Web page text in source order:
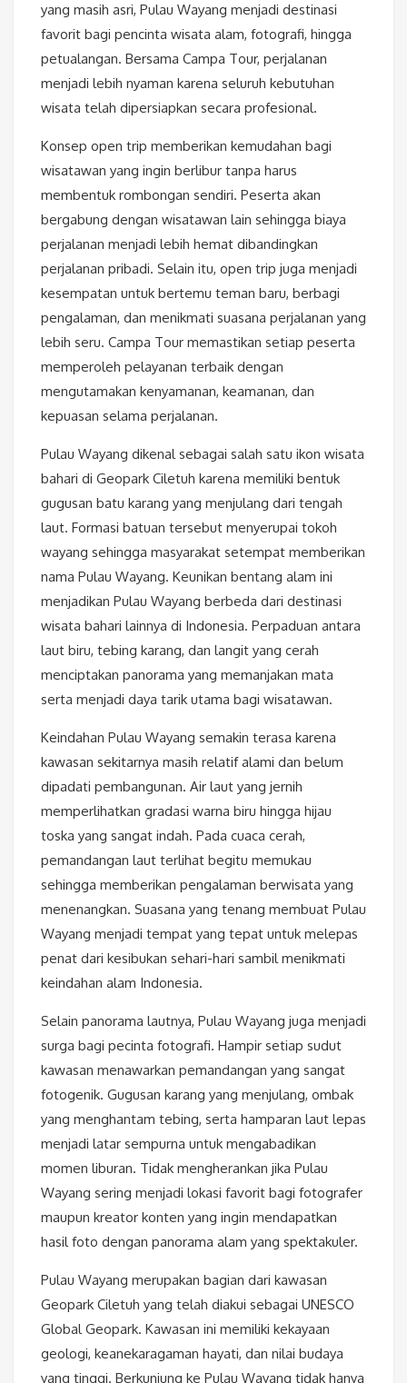
yang masih asri, Pulau Wayang menjadi destinasi
favorit bagi pencinta wisata alam, fotografi, hingga
petualangan. Bersama Campa Tour, perjalanan
menjadi lebih nyaman karena seluruh kebutuhan
wisata telah dipersiapkan secara profesional.
Konsep open trip memberikan kemudahan bagi
wisatawan yang ingin berlibur tanpa harus
membentuk rombongan sendiri. Peserta akan
bergabung dengan wisatawan lain sehingga biaya
perjalanan menjadi lebih hemat dibandingkan
perjalanan pribadi. Selain itu, open trip juga menjadi
kesempatan untuk bertemu teman baru, berbagi
pengalaman, dan menikmati suasana perjalanan yang
lebih seru. Campa Tour memastikan setiap peserta
memperoleh pelayanan terbaik dengan
mengutamakan kenyamanan, keamanan, dan
kepuasan selama perjalanan.
Pulau Wayang dikenal sebagai salah satu ikon wisata
bahari di Geopark Ciletuh karena memiliki bentuk
gugusan batu karang yang menjulang dari tengah
laut. Formasi batuan tersebut menyerupai tokoh
wayang sehingga masyarakat setempat memberikan
nama Pulau Wayang. Keunikan bentang alam ini
menjadikan Pulau Wayang berbeda dari destinasi
wisata bahari lainnya di Indonesia. Perpaduan antara
laut biru, tebing karang, dan langit yang cerah
menciptakan panorama yang memanjakan mata
serta menjadi daya tarik utama bagi wisatawan.
Keindahan Pulau Wayang semakin terasa karena
kawasan sekitarnya masih relatif alami dan belum
dipadati pembangunan. Air laut yang jernih
memperlihatkan gradasi warna biru hingga hijau
toska yang sangat indah. Pada cuaca cerah,
pemandangan laut terlihat begitu memukau
sehingga memberikan pengalaman berwisata yang
menenangkan. Suasana yang tenang membuat Pulau
Wayang menjadi tempat yang tepat untuk melepas
penat dari kesibukan sehari-hari sambil menikmati
keindahan alam Indonesia.
Selain panorama lautnya, Pulau Wayang juga menjadi
surga bagi pecinta fotografi. Hampir setiap sudut
kawasan menawarkan pemandangan yang sangat
fotogenik. Gugusan karang yang menjulang, ombak
yang menghantam tebing, serta hamparan laut lepas
menjadi latar sempurna untuk mengabadikan
momen liburan. Tidak mengherankan jika Pulau
Wayang sering menjadi lokasi favorit bagi fotografer
maupun kreator konten yang ingin mendapatkan
hasil foto dengan panorama alam yang spektakuler.
Pulau Wayang merupakan bagian dari kawasan
Geopark Ciletuh yang telah diakui sebagai UNESCO
Global Geopark. Kawasan ini memiliki kekayaan
geologi, keanekaragaman hayati, dan nilai budaya
yang tinggi. Berkunjung ke Pulau Wayang tidak hanya